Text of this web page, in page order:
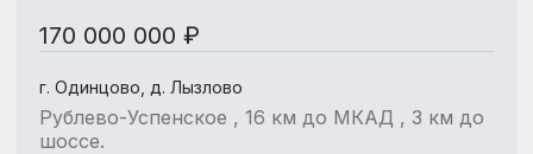
170 000 000 ₽
г. Одинцово, д. Лызлово
Рублево-Успенское , 16 км до МКАД , 3 км до
шоссе.